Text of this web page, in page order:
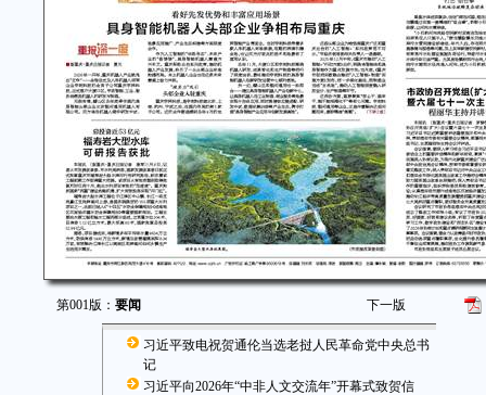
第001版： 要闻 下一版
习近平致电祝贺通伦当选老挝人民革命党中央总书
记
习近平向2026年“中非人文交流年”开幕式致贺信